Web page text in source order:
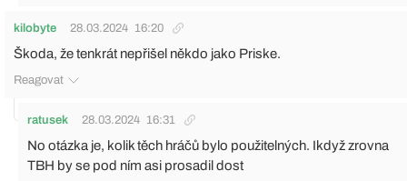
kilobyte 28.03.2024 16:20
Škoda, že tenkrát nepřišel někdo jako Priske.
Reagovat
ratusek 28.03.2024 16:31
No otázka je, kolik těch hráčů bylo použitelných. Ikdyž zrovna
TBH by se pod ním asi prosadil dost